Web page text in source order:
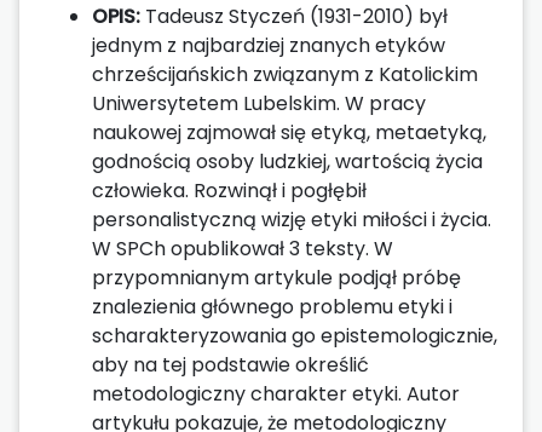
OPIS: Tadeusz Styczeń (1931-2010) był
jednym z najbardziej znanych etyków
chrześcijańskich związanym z Katolickim
Uniwersytetem Lubelskim. W pracy
naukowej zajmował się etyką, metaetyką,
godnością osoby ludzkiej, wartością życia
człowieka. Rozwinął i pogłębił
personalistyczną wizję etyki miłości i życia.
W SPCh opublikował 3 teksty. W
przypomnianym artykule podjął próbę
znalezienia głównego problemu etyki i
scharakteryzowania go epistemologicznie,
aby na tej podstawie określić
metodologiczny charakter etyki. Autor
artykułu pokazuje, że metodologiczny